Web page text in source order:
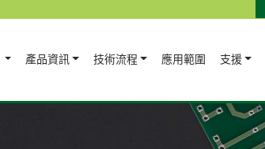
產品資訊 技術流程 應用範圍 支援